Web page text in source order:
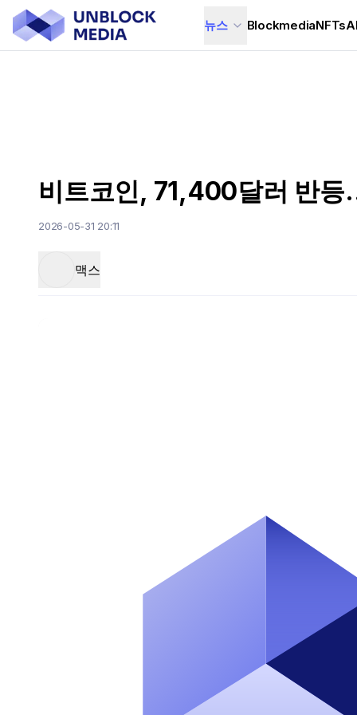
뉴스 BlockmediaNFTs
비트코인, 71,400달러 반
2026-05-31 20:11
맥스